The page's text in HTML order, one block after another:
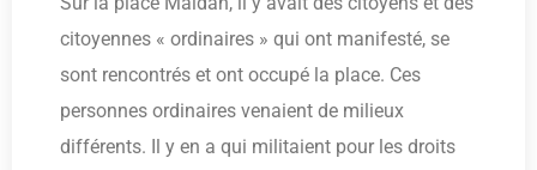
citoyennes « ordinaires » qui ont manifesté, se
sont rencontrés et ont occupé la place. Ces
personnes ordinaires venaient de milieux
différents. Il y en a qui militaient pour les droits